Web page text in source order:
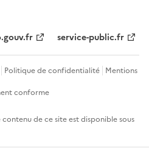
service-public.fr
Politique de confidentialité Mentions
conforme
de ce site est disponible sous